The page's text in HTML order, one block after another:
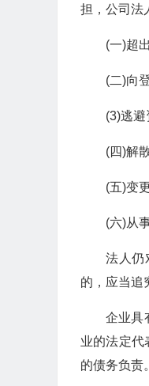
担，公司法
(一)超
(二)向
(3)逃避
(四)解
(五)变
(六)从
法人仍
的，应当追
企业具
业的法定代
的债务负责。